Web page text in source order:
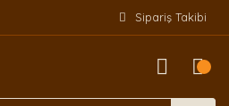
Sipariş Takibi